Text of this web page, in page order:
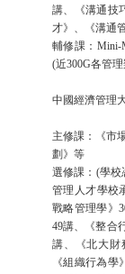
講、《溝通技
才》、《溝通
輔修課：Mini-
(近300G各管
中國經濟管理
主修課：《市
劃》等
選修課：(學校
管理人才學校
戰略管理學》
49講、《整合
講、《北大財
《組織行為